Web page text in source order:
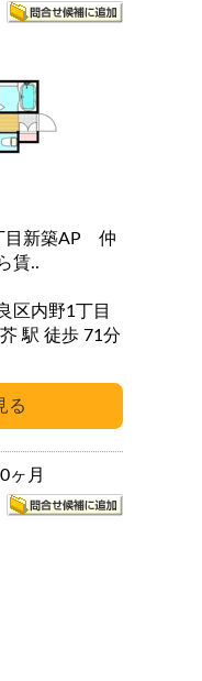
目新築AP 仲
賃..
区内野1丁目
福岡市七隈線 野芥 駅 徒歩 71分
0ヶ月